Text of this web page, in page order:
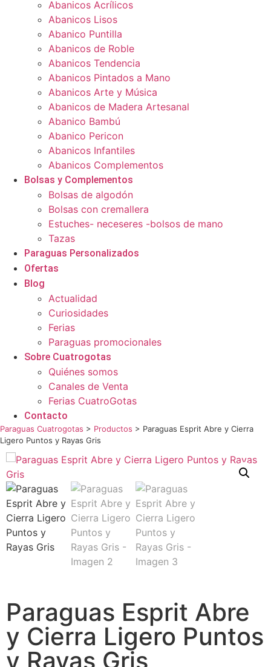
Abanicos Acrílicos
Abanicos Lisos
Abanico Puntilla
Abanicos de Roble
Abanicos Tendencia
Abanicos Pintados a Mano
Abanicos Arte y Música
Abanicos de Madera Artesanal
Abanico Bambú
Abanico Pericon
Abanicos Infantiles
Abanicos Complementos
Bolsas y Complementos
Bolsas de algodón
Bolsas con cremallera
Estuches- neceseres -bolsos de mano
Tazas
Paraguas Personalizados
Ofertas
Blog
Actualidad
Curiosidades
Ferias
Paraguas promocionales
Sobre Cuatrogotas
Quiénes somos
Canales de Venta
Ferias CuatroGotas
Contacto
Paraguas Cuatrogotas > Productos > Paraguas Esprit Abre y Cierra
Ligero Puntos y Rayas Gris
Paraguas Esprit Abre
y Cierra Ligero Puntos
y Rayas Gris